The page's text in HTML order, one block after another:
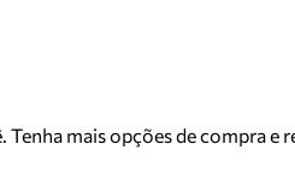
mais opções de compra e